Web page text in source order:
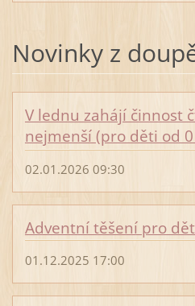
Novinky z
V lednu zahájí činnost
nejmenší (pro děti od
02.01.2026 09:30
Adventní těšení pro
01.12.2025 17:00